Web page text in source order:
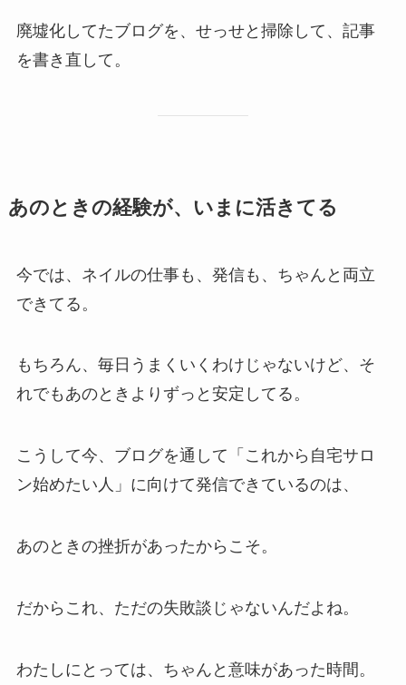
廃墟化してたブログを、せっせと掃除して、記事
を書き直して。
あのときの経験が、いまに活きてる
今では、ネイルの仕事も、発信も、ちゃんと両立
できてる。
もちろん、毎日うまくいくわけじゃないけど、そ
れでもあのときよりずっと安定してる。
こうして今、ブログを通して「これから自宅サロ
ン始めたい人」に向けて発信できているのは、
あのときの挫折があったからこそ。
だからこれ、ただの失敗談じゃないんだよね。
わたしにとっては、ちゃんと意味があった時間。